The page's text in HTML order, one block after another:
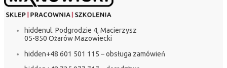
hiddenul. Podgrodzie 4, Macierzysz
05-850 Ożarów Mazowiecki
hidden+48 601 501 115 – obsługa zamówień